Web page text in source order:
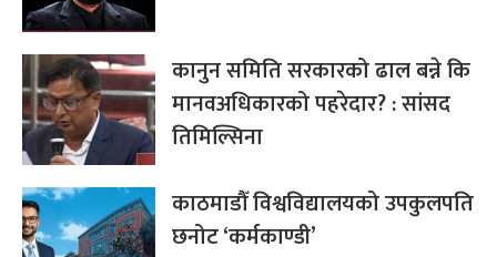
कानुन समिति सरकारको ढाल बन्ने कि
मानवअधिकारको पहरेदार? : सांसद
तिमिल्सिना
काठमाडौँ विश्वविद्यालयको उपकुलपति
छनोट ‘कर्मकाण्डी’